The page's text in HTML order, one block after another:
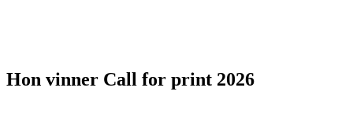
Hon vinner Call for print 2026